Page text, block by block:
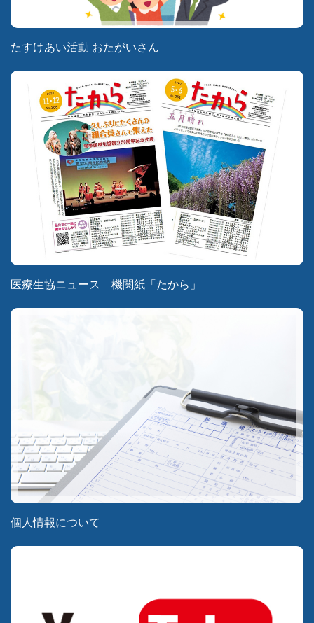
たすけあい活動 おたがいさん
医療生協ニュース 機関紙「たから」
個人情報について